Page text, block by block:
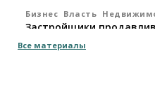
Бизнес Власть
Застройщики
06 Августа 2026, 17:30
Все материалы